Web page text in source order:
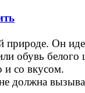
природе. Он
обувь белого
и со вкусом.
должна